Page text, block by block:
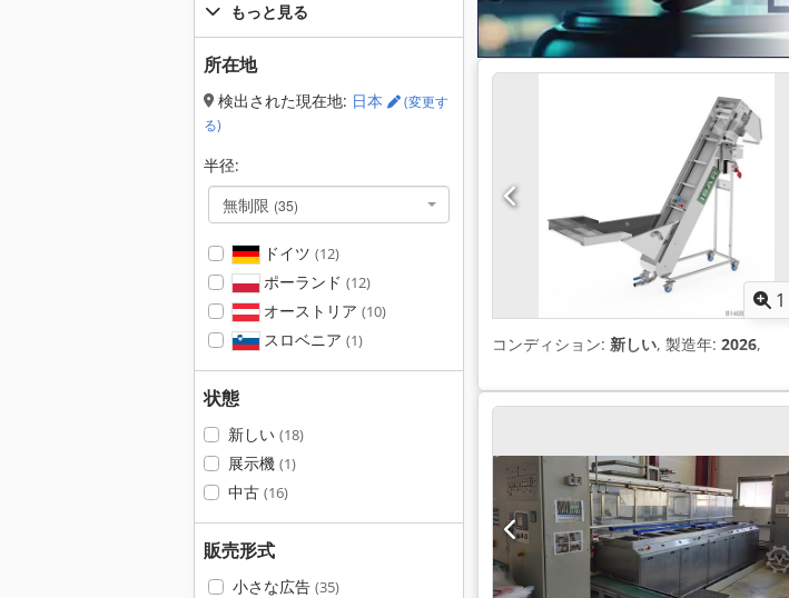
もっと見る
所在地
検出された現在地: 日本
(変更す
る)
半径:
無制限 (35)
ドイツ (12)
ポーランド (12)
オーストリア (10)
スロベニア (1)
状態
新しい (18)
展示機 (1)
中古 (16)
販売形式
小さな広告 (35)
1
コンディション: 新しい, 製造年: 2026,